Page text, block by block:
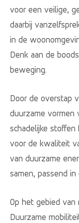
voor een veilige,
daarbij
in de
Denk aan de
beweging.
Door de overstap
duurzame vormen
schadelijke
voor de kwaliteit
van duurzame
samen, passend
Op het gebied van
Duurzame